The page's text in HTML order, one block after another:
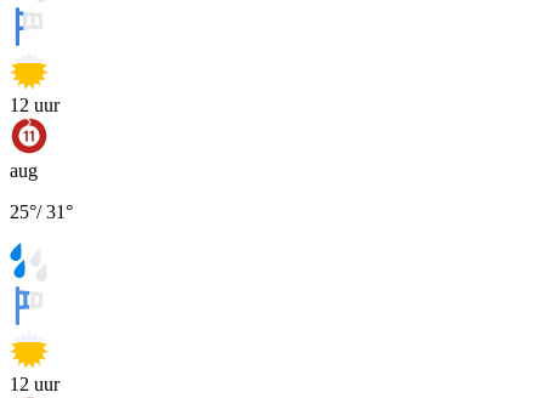
12 uur
aug
25°/31°
12 uur